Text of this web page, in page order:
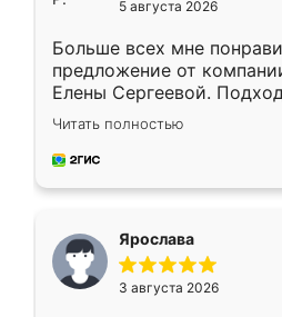
5 августа 2026
Больше всех мне
предложение от
Елены Сергеевой.
короткие сроки
для замера сотрудник
предложил по моему
Читать полностью
Ярослава
3 августа 2026